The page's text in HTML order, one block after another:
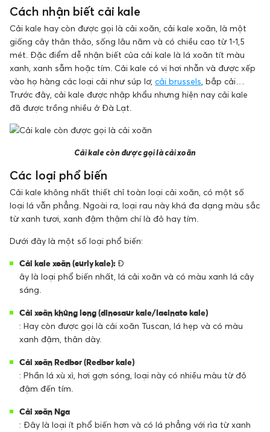
Cách nhận biết cải kale
Cải kale hay còn được gọi là cải xoăn, cải kale xoăn, là một
giống cây thân thảo, sống lâu năm và có chiều cao từ 1-1,5
mét. Đặc điểm dễ nhận biết của cải kale là lá xoăn tít màu
xanh, xanh sẫm hoặc tím. Cải kale có vị hơi nhẫn và được xếp
vào họ hàng các loại cải như súp lơ, cải brussels , bắp cải…
Trước đây, cải kale được nhập khẩu nhưng hiện nay cải kale
đã được trồng nhiều ở Đà Lạt.
Cải kale còn được gọi là cải xoăn
Các loại phổ biến
Cải kale không nhất thiết chỉ toàn loại cải xoăn, có một số
loại lá vẫn phẳng. Ngoài ra, loại rau này khá đa dạng màu sắc
từ xanh tươi, xanh đậm thậm chí là đỏ hay tím.
Dưới đây là một số loại phổ biến:
Cải kale xoăn (curly kale): Đ
ây là loại phổ biến nhất, lá cải xoăn và có màu xanh lá cây
sáng.
Cải xoăn khủng long (dinosaur kale/ lacinato kale)
: Hay còn được gọi là cải xoăn Tuscan, lá hẹp và có màu
xanh đậm, thân dày.
Cải xoăn Redbor (Redbor kale)
: Phần lá xù xì, hơi gợn sóng, loại này có nhiều màu từ đỏ
đậm đến tím.
Cải xoăn Nga
: Đây là loại ít phổ biến hơn và có lá phẳng với rìa từ xanh